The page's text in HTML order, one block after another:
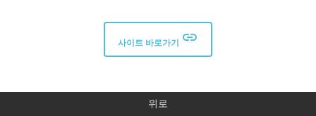
사이트 바로가기 insert_link
위로